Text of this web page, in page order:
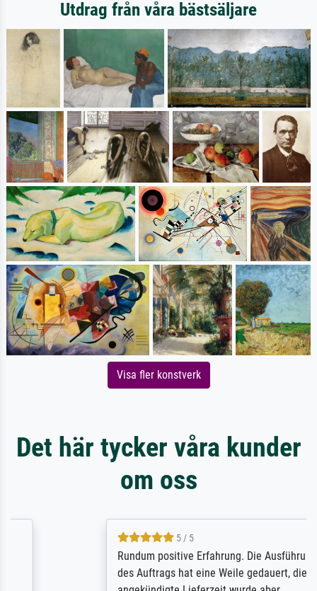
Utdrag från våra bästsäljare
Visa fler konstverk
Det här tycker våra kunder
om oss
5 / 5
Rundum positive Erfahrung. Die Ausführung
des Auftrags hat eine Weile gedauert, die